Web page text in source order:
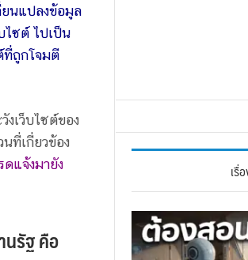
นแปลงข้อมูล
ไซต์ ไปเป็น
ที่ถูกโจมตี
งเว็บไซต์ของ
ที่เกี่ยวข้อง
แจ้งมายัง
นรัฐ คือ
เรื่